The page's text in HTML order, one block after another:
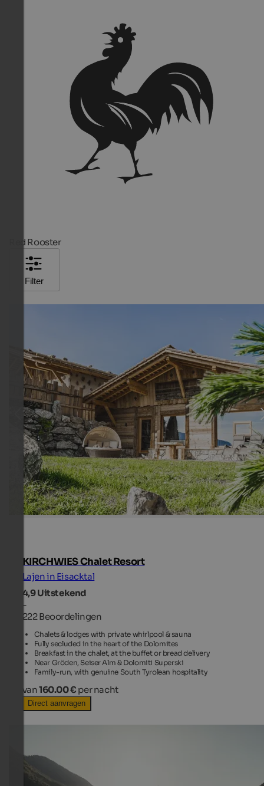
Red Rooster
Filter
KIRCHWIES Chalet Resort
Lajen in Eisacktal
4,9Uitstekend
-
222 Beoordelingen
Chalets & lodges with private whirlpool & sauna
Fully secluded in the heart of the Dolomites
Breakfast in the chalet, at the buffet or bread delivery
Near Gröden, Seiser Alm & Dolomiti Superski
Family-run, with genuine South Tyrolean hospitality
van160.00 € per nacht
Direct aanvragen